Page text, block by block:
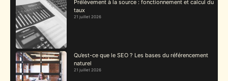
Prélèvement à la source : fonctionnement et calcul du
taux
21 juillet 2026
Qu’est-ce que le SEO ? Les bases du référencement
naturel
21 juillet 2026